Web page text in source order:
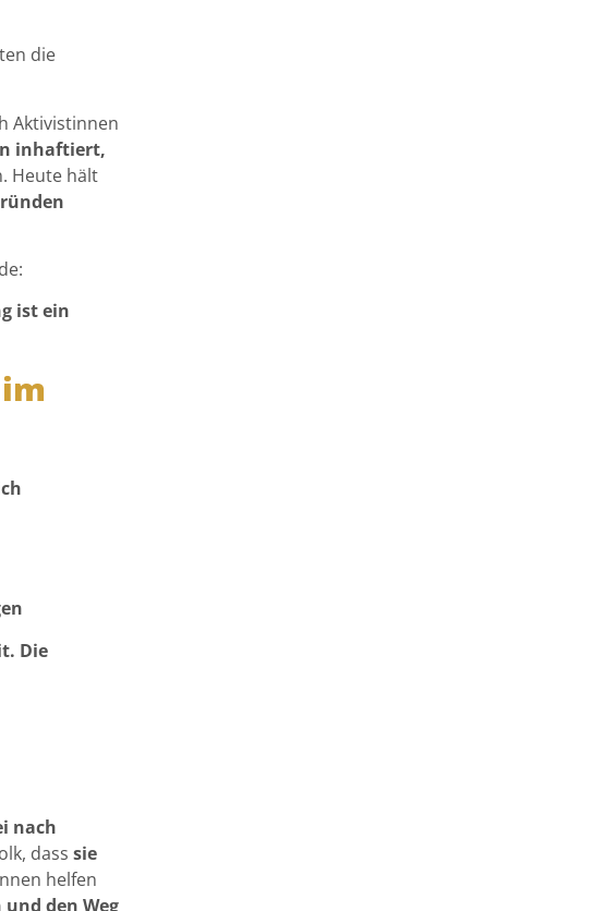
die
Aktivistinnen
inhaftiert,
Heute hält
ist ein
Die
nach
dass sie
helfen
den Weg